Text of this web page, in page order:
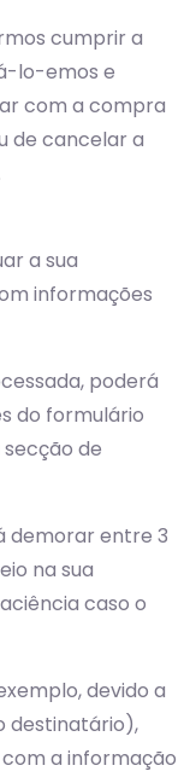
cumprir a
lo-emos e
com a compra
de cancelar a
a sua
informações
poderá
do formulário
de
demorar entre 3
na sua
caso o
devido a
destinatário),
a informação